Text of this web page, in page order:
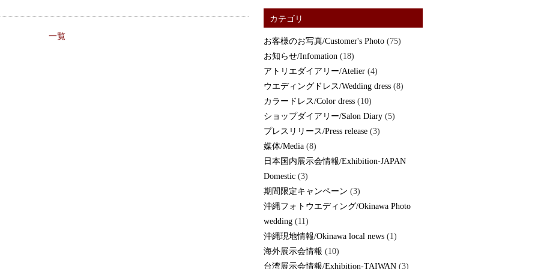
一覧
カテゴリ
お客様のお写真/Customer's Photo (75)
お知らせ/Infomation (18)
アトリエダイアリー/Atelier (4)
ウエディングドレス/Wedding dress (8)
カラードレス/Color dress (10)
ショップダイアリー/Salon Diary (5)
プレスリリース/Press release (3)
媒体/Media (8)
日本国内展示会情報/Exhibition-JAPAN
Domestic (3)
期間限定キャンペーン (3)
沖縄フォトウエディング/Okinawa Photo
wedding (11)
沖縄現地情報/Okinawa local news (1)
海外展示会情報 (10)
台湾展示会情報/Exhibition-TAIWAN (3)